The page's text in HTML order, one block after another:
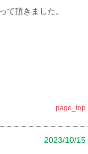
て頂きました。
page_top
2023/10/15